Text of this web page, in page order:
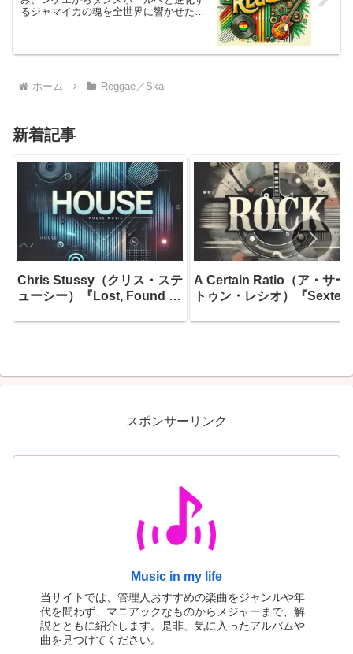
るジャマイカの魂を全世界に響かせた衝
な真実を詰め込んだ決定的アルバムだ
ホーム Reggae／Ska
新着記事
Chris Stussy（クリス・ステ
ューシー）『Lost, Found &
ダムのアンダーグラウンドを
旅路に散らばった「未完のア
A Certain Ratio（ア・サー
トゥン・レシオ）『Sextet
生んだ最も「踊れる」傑作
バム」と今なお称賛され続
スポンサーリンク
Music in my life
当サイトでは、管理人おすすめの楽曲をジャンルや年
代を問わず、マニアックなものからメジャーまで、解
説とともに紹介します。是非、気に入ったアルバムや
曲を見つけてください。